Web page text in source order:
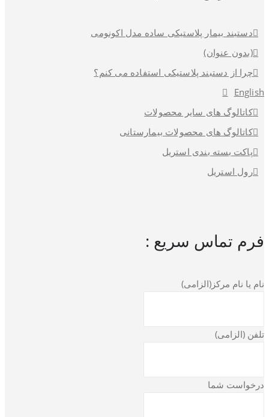
دستبند بیمار پلاستیکی ساده مدل اکونومی
(بدون عنوان)
چرا از دستبند پلاستیکی استفاده می کنم؟
English
کاتالوگ های سایر محصولات
کاتالوگ های محصولات بیمارستانی
پاکت بسته بندی استریل
رول استریل
فرم تماس سریع :
نام یا نام مرکز(الزامی)
تلفن (الزامی)
درخواست شما